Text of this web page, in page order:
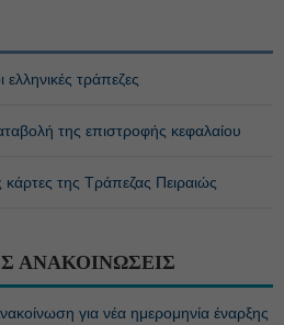
τράπεζες
της επιστροφής κεφαλαίου
της Τράπεζας Πειραιώς
ΑΝΑΚΟΙΝΩΣΕΙΣ
για νέα ημερομηνία έναρξης